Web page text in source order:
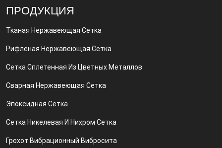
ПРОДУКЦИЯ
Тканая Нержавеющая Сетка
Рифленая Нержавеющая Сетка
Сетка Сплетенная Из Цветных Металлов
Сварная Нержавеющая Сетка
Эпоксидная Сетка
Сетка Никелевая И Нихром Сетка
Грохот Вибрационный Вибросита